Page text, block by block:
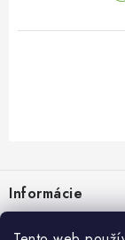
p
ä
Informácie
Doprava a platba